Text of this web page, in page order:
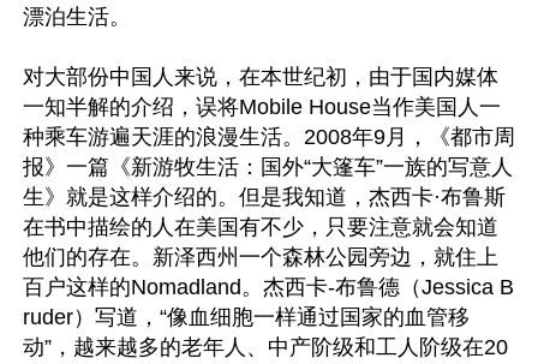
漂泊生活。
对大部份中国人来说，在本世纪初，由于国内媒体
一知半解的介绍，误将Mobile House当作美国人一
种乘车游遍天涯的浪漫生活。2008年9月，《都市周
报》一篇《新游牧生活：国外“大篷车”一族的写意人
生》就是这样介绍的。但是我知道，杰西卡·布鲁斯
在书中描绘的人在美国有不少，只要注意就会知道
他们的存在。新泽西州一个森林公园旁边，就住上
百户这样的Nomadland。杰西卡-布鲁德（Jessica B
ruder）写道，“像血细胞一样通过国家的血管移
动”，越来越多的老年人、中产阶级和工人阶级在20